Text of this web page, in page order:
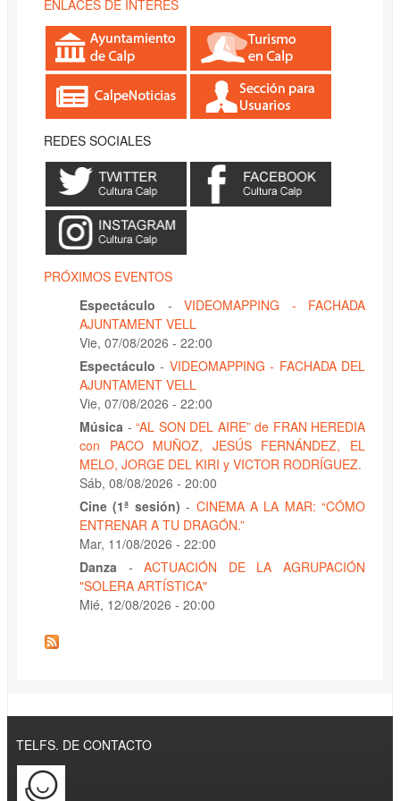
ENLACES DE INTERÉS
REDES SOCIALES
PRÓXIMOS EVENTOS
Espectáculo
- VIDEOMAPPING - FACHADA
AJUNTAMENT VELL
Vie, 07/08/2026 - 22:00
Espectáculo - VIDEOMAPPING - FACHADA DEL
AJUNTAMENT VELL
Vie, 07/08/2026 - 22:00
Música - “AL SON DEL AIRE” de FRAN HEREDIA
con PACO MUÑOZ, JESÚS FERNÁNDEZ, EL
MELO, JORGE DEL KIRI y VICTOR RODRÍGUEZ.
Sáb, 08/08/2026 - 20:00
Cine (1ª sesión) - CINEMA A LA MAR: “CÓMO
ENTRENAR A TU DRAGÓN.”
Mar, 11/08/2026 - 22:00
Danza
-ACTUACIÓN DE LA AGRUPACIÓN
"SOLERA ARTÍSTICA"
Mié, 12/08/2026 - 20:00
TELFS. DE CONTACTO